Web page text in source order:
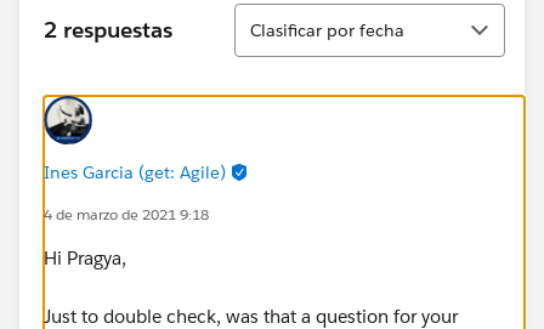
2 respuestas
Ordenar
Clasificar por fecha
Ines Garcia (get: Agile)
4 de marzo de 2021 9:18
Hi Pragya,
Just to double check, was that a question for your